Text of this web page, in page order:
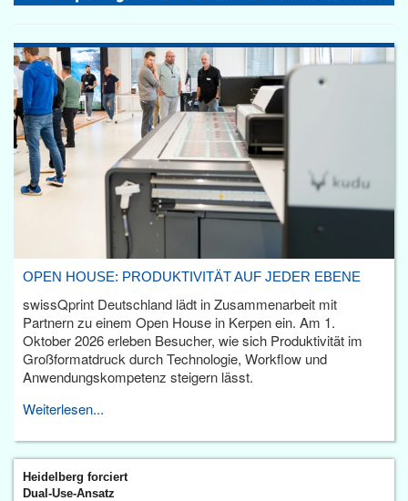
OPEN HOUSE: PRODUKTIVITÄT AUF JEDER EBENE
swissQprint Deutschland lädt in Zusammenarbeit mit
Partnern zu einem Open House in Kerpen ein. Am 1.
Oktober 2026 erleben Besucher, wie sich Produktivität im
Großformatdruck durch Technologie, Workflow und
Anwendungskompetenz steigern lässt.
Weiterlesen...
Heidelberg forciert
Dual-Use-Ansatz